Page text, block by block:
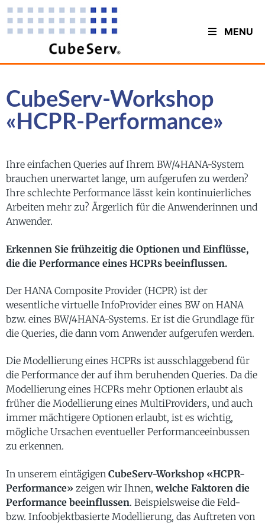
MENU
CubeServ-Workshop
«HCPR-Performance»
Ihre einfachen Queries auf Ihrem BW/4HANA-System
brauchen unerwartet lange, um aufgerufen zu werden?
Ihre schlechte Performance lässt kein kontinuierliches
Arbeiten mehr zu? Ärgerlich für die Anwenderinnen und
Anwender.
Erkennen Sie frühzeitig die Optionen und Einflüsse,
die die Performance eines HCPRs beeinflussen.
Der HANA Composite Provider (HCPR) ist der
wesentliche virtuelle InfoProvider eines BW on HANA
bzw. eines BW/4HANA-Systems. Er ist die Grundlage für
die Queries, die dann vom Anwender aufgerufen werden.
Die Modellierung eines HCPRs ist ausschlaggebend für
die Performance der auf ihm beruhenden Queries. Da die
Modellierung eines HCPRs mehr Optionen erlaubt als
früher die Modellierung eines MultiProviders, und auch
immer mächtigere Optionen erlaubt, ist es wichtig,
mögliche Ursachen eventueller Performanceeinbussen
zu erkennen.
In unserem eintägigen CubeServ-Workshop «HCPR-
Performance» zeigen wir Ihnen, welche Faktoren die
Performance beeinflussen. Beispielsweise die Feld-
bzw. Infoobjektbasierte Modellierung, das Auftreten von